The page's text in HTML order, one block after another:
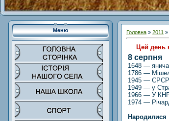
Меню Головна » 2011 »
Цей день
8 серпня
1648 —
1786 —
1945 — СРСР
1949 — у
1966 — У КНР
1974 —
Народилися